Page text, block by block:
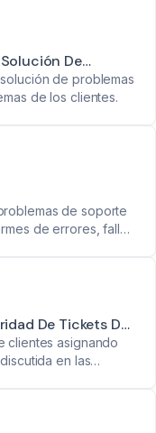
De
de problemas
de los clientes.
de soporte
de errores, fallos
De Tickets De
clientes asignando
en las